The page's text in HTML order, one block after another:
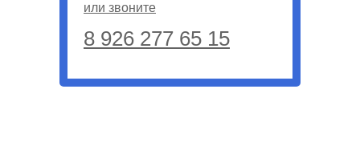
или звоните
8 926 277 65 15